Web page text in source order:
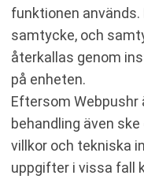
funktionen används.
samtycke, och
återkallas genom
på enheten.
Eftersom Webpushr
behandling även
villkor och tekniska
uppgifter i vissa fall